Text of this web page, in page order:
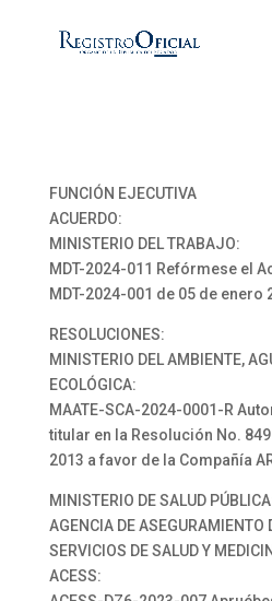
FUNCIÓN EJECUTIVA
ACUERDO:
MINISTERIO DEL TRABAJO:
MDT-2024-011 Refórmese el
MDT-2024-001 de 05 de enero
RESOLUCIONES:
MINISTERIO DEL AMBIENTE,
ECOLÓGICA:
MAATE-SCA-2024-0001-R
titular en la Resolución No.
2013 a favor de la Compañía
MINISTERIO DE SALUD
AGENCIA DE ASEGURAMIENTO
SERVICIOS DE SALUD Y
ACESS: